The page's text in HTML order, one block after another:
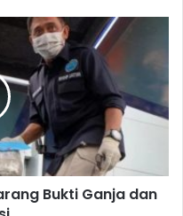
Bukti Ganja dan